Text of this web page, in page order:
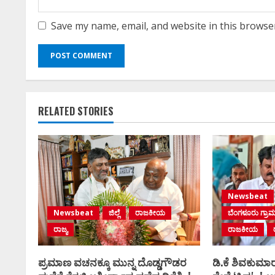
Save my name, email, and website in this
RELATED STORIES
Newsbeat ಜಿಲ್ಲೆ
ರಾಜಕೀಯ
ರಾಜ್ಯ
ಪ್ರಮಾಣ ವಚನಕ್ಕೂ ಮುನ್ನ ದೊಡ್ಡಗೌಡರ
Newsbeat
ಬೆಂಗಳೂರು
ರಾಜಕೀಯ
ಡಿ.ಕೆ